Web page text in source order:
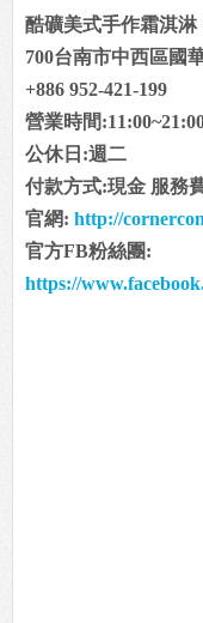
酷礦美式手作霜淇淋
700台南市中西區國
+886 952-421-199
營業時間
公休日:週二
付款方式:現金 服務
官網: http://
官方FB粉絲團:
https://